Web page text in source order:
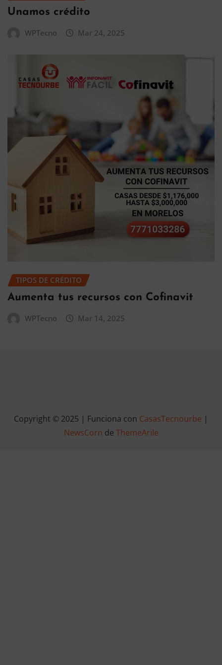
Unamos crédito
WPTecno Mar 24, 2025
TIPOS DE CRÉDITO
Aumenta tus recursos con Cofinavit
WPTecno Mar 14, 2025
Copyright © 2025 | Funciona con CasasTecnourbe |
NewsCorn de ThemeArile